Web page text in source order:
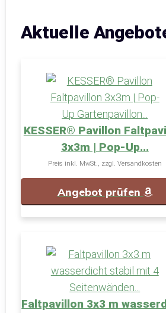
Aktuelle
KESSER® Pavillon
3x3m | Pop-Up...
Preis inkl. MwSt., zzgl. Versandkosten
Angebot prüfen
Faltpavillon 3x3 m